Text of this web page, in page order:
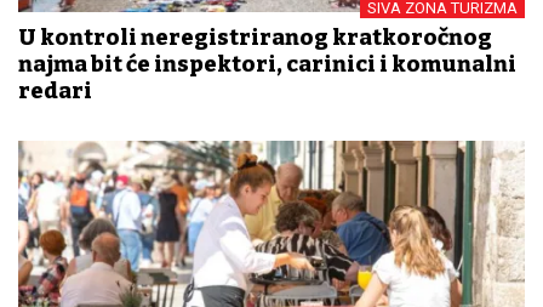
SIVA ZONA TURIZMA
U kontroli neregistriranog kratkoročnog
najma bit će inspektori, carinici i komunalni
redari